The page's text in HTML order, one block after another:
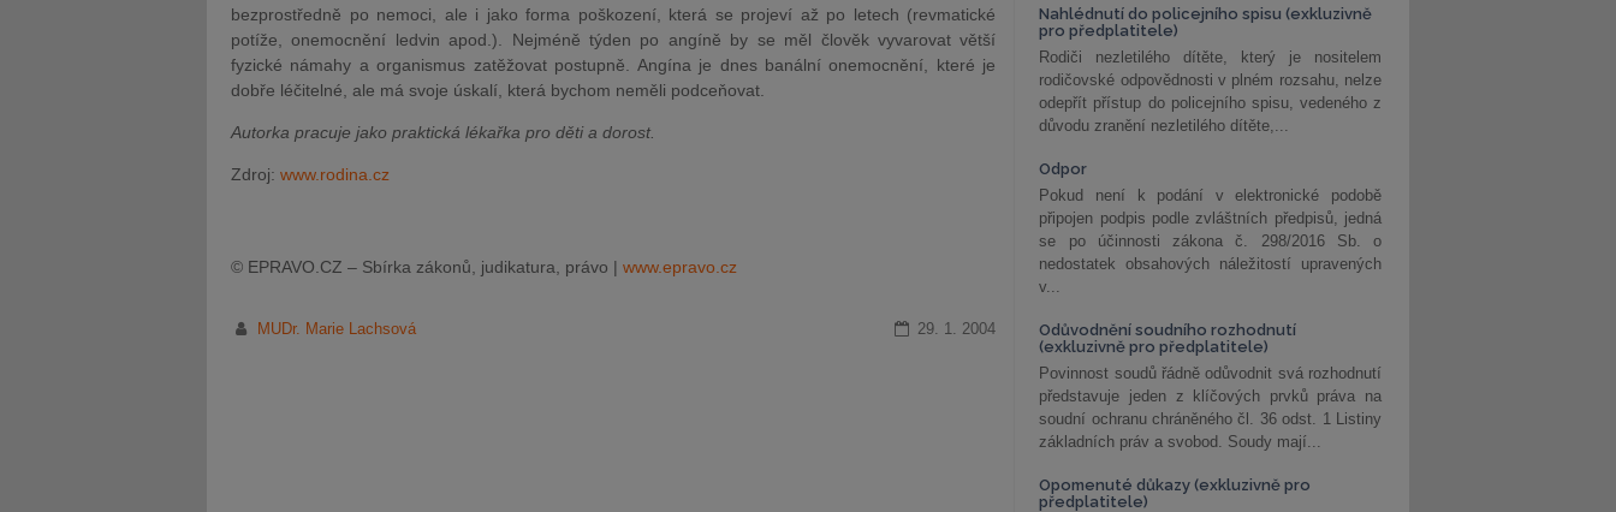
bezprostředně po nemoci, ale i jako forma poškození, která se projeví až po letech (revmatické
potíže, onemocnění ledvin apod.). Nejméně týden po angíně by se měl člověk vyvarovat větší
fyzické námahy a organismus zatěžovat postupně. Angína je dnes banální onemocnění, které je
dobře léčitelné, ale má svoje úskalí, která bychom neměli podceňovat.
Autorka pracuje jako praktická lékařka pro děti a dorost.
Zdroj: www.rodina.cz
© EPRAVO.CZ – Sbírka zákonů, judikatura, právo | www.epravo.cz
MUDr. Marie Lachsová 29. 1. 2004
Nahlédnutí do policejního spisu (exkluzivně
pro předplatitele)
Rodiči nezletilého dítěte, který je nositelem
rodičovské odpovědnosti v plném rozsahu, nelze
odepřít přístup do policejního spisu, vedeného z
důvodu zranění nezletilého dítěte,...
Odpor
Pokud není k podání v elektronické podobě
připojen podpis podle zvláštních předpisů, jedná
se po účinnosti zákona č. 298/2016 Sb. o
nedostatek obsahových náležitostí upravených
v...
Odůvodnění soudního rozhodnutí
(exkluzivně pro předplatitele)
Povinnost soudů řádně odůvodnit svá rozhodnutí
představuje jeden z klíčových prvků práva na
soudní ochranu chráněného čl. 36 odst. 1 Listiny
základních práv a svobod. Soudy mají...
Opomenuté důkazy (exkluzivně pro
předplatitele)